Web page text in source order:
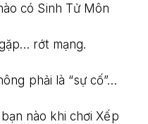
có Sinh Tử Môn
rớt mạng.
phải là “sự cố”…
nào khi chơi Xếp